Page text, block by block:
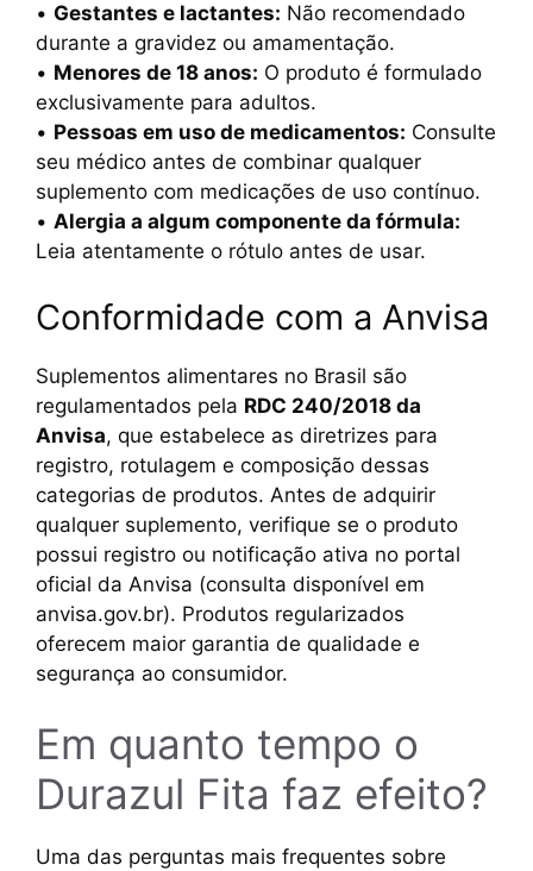
• Gestantes e lactantes: Não recomendado
durante a gravidez ou amamentação.
• Menores de 18 anos: O produto é formulado
exclusivamente para adultos.
• Pessoas em uso de medicamentos: Consulte
seu médico antes de combinar qualquer
suplemento com medicações de uso contínuo.
• Alergia a algum componente da fórmula:
Leia atentamente o rótulo antes de usar.
Conformidade com a Anvisa
Suplementos alimentares no Brasil são
regulamentados pela RDC 240/2018 da
Anvisa, que estabelece as diretrizes para
registro, rotulagem e composição dessas
categorias de produtos. Antes de adquirir
qualquer suplemento, verifique se o produto
possui registro ou notificação ativa no portal
oficial da Anvisa (consulta disponível em
anvisa.gov.br). Produtos regularizados
oferecem maior garantia de qualidade e
segurança ao consumidor.
Em quanto tempo o
Durazul Fita faz efeito?
Uma das perguntas mais frequentes sobre